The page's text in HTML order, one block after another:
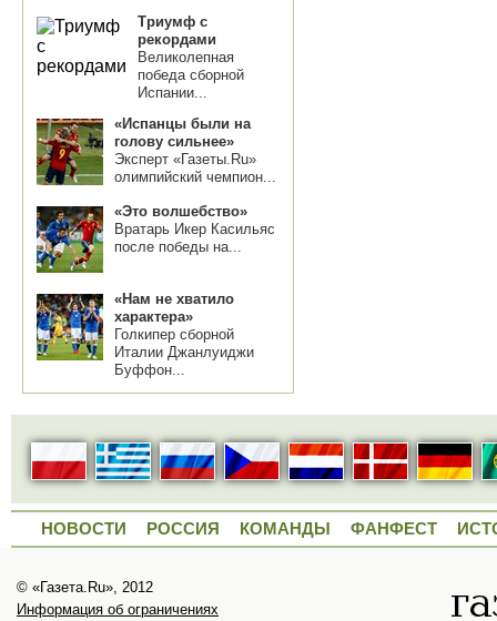
Триумф с
рекордами
Великолепная
победа сборной
Испании...
«Испанцы были на
голову сильнее»
Эксперт «Газеты.Ru»
олимпийский чемпион...
«Это волшебство»
Вратарь Икер Касильяс
после победы на...
«Нам не хватило
характера»
Голкипер сборной
Италии Джанлуиджи
Буффон...
НОВОСТИ РОССИЯ КОМАНДЫ ФАНФЕСТ
© «Газета.Ru», 2012
Информация об ограничениях